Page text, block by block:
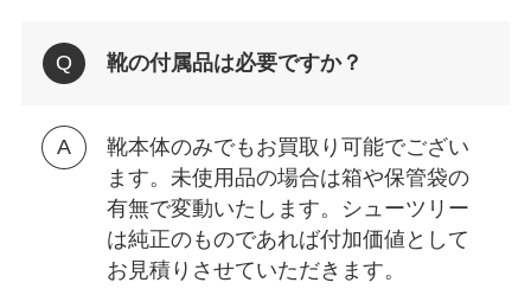
靴の付属品は必要ですか？
靴本体のみでもお買取り可能でござい
ます。未使用品の場合は箱や保管袋の
有無で変動いたします。シューツリー
は純正のものであれば付加価値として
お見積りさせていただきます。